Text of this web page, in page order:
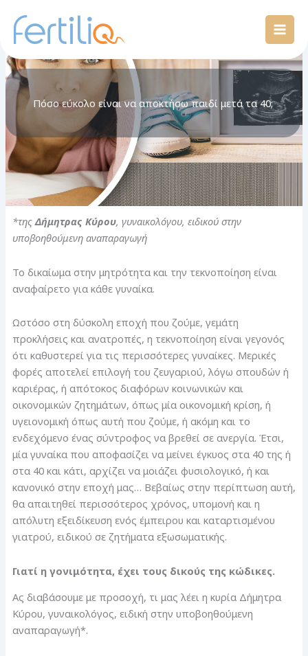
content
Πόσο εύκολο είναι να αποκτήσω παιδί μετά τα 40;
*τηςΔήμητρας Κύρου, γυναικολόγου, ειδικού στην
υποβοηθούμενη αναπαραγωγή
Το δικαίωμα στην μητρότητα και την τεκνοποίηση είναι
αναφαίρετο για κάθε γυναίκα.
Ωστόσο στη δύσκολη εποχή που ζούμε, γεμάτη
προκλήσεις και ανατροπές, η τεκνοποίηση είναι γεγονός
ότι καθυστερεί για τις περισσότερες γυναίκες. Μερικές
φορές αποτελεί επιλογή του ζευγαριού, λόγω σπουδών ή
καριέρας, ή απότοκος διαφόρων κοινωνικών και
οικονομικών ζητημάτων, όπως μία οικονομική κρίση, ή
υγειονομική όπως αυτή που ζούμε, ή ακόμη και το
ενδεχόμενο ένας σύντροφος να βρεθεί σε ανεργία. Έτσι,
μία γυναίκα που αποφασίζει να μείνει έγκυος στα 40 της ή
στα 40 και κάτι, αρχίζει να μοιάζει φυσιολογικό, ή και
κανονικό στην εποχή μας… Βεβαίως στην περίπτωση αυτή,
θα απαιτηθεί περισσότερος χρόνος, υπομονή και η
απόλυτη εξειδίκευση ενός έμπειρου και καταρτισμένου
γιατρού, ειδικού σε ζητήματα εξωσωματικής.
Γιατί η γονιμότητα, έχει τους δικούς της κώδικες.
Ας διαβάσουμε με προσοχή, τι μας λέει η κυρία Δήμητρα
Κύρου, γυναικολόγος, ειδική στην υποβοηθούμενη
αναπαραγωγή*.